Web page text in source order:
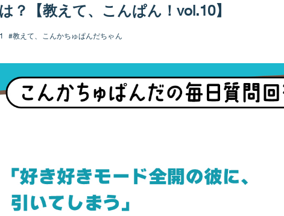
？【教えて、こんぱん！vol.10】
教えて、こんかちゅぱんだちゃん